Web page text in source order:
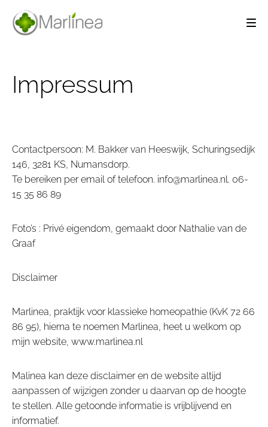
Impressum
Contactpersoon: M. Bakker van Heeswijk, Schuringsedijk
146, 3281 KS, Numansdorp.
Te bereiken per email of telefoon. info@marlinea.nl. 06-
15 35 86 89
Foto’s : Privé eigendom, gemaakt door Nathalie van de
Graaf
Disclaimer
Marlinea, praktijk voor klassieke homeopathie (KvK 72 66
86 95), hierna te noemen Marlinea, heet u welkom op
mijn website, www.marlinea.nl
Malinea kan deze disclaimer en de website altijd
aanpassen of wijzigen zonder u daarvan op de hoogte
te stellen. Alle getoonde informatie is vrijblijvend en
informatief.